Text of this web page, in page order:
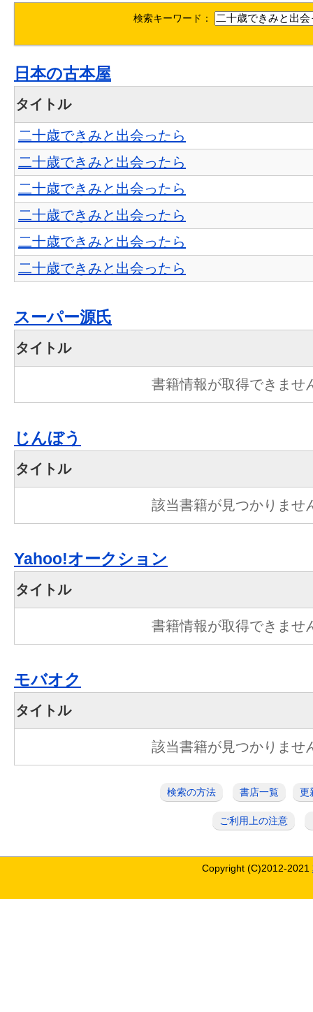
検索キーワード：
日本の古本屋
タイトル
二十歳できみと出会ったら
二十歳できみと出会ったら
二十歳できみと出会ったら
二十歳できみと出会ったら
二十歳できみと出会ったら
二十歳できみと出会ったら
スーパー源氏
タイトル
書籍情報が取得できませ
じんぼう
タイトル
該当書籍が見つかりませ
Yahoo!オークション
タイトル
書籍情報が取得できませ
モバオク
タイトル
該当書籍が見つかりませ
検索の方法 書店一覧 更
ご利用上の注意
Copyright (C)2012-2021